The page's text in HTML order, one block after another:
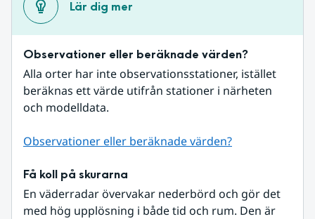
Lär dig mer
Observationer eller beräknade värden?
Alla orter har inte observationsstationer, istället
beräknas ett värde utifrån stationer i närheten
och modelldata.
Observationer eller beräknade värden?
Få koll på skurarna
En väderradar övervakar nederbörd och gör det
med hög upplösning i både tid och rum. Den är